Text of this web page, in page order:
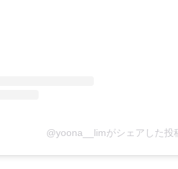
@yoona__limがシェアした投